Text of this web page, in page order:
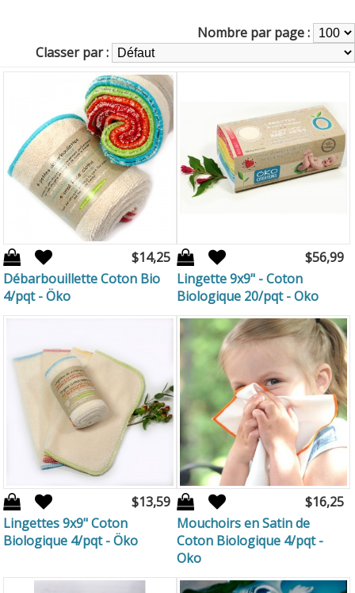
Nombre par page :
Classer par :
$14,25
Débarbouillette Coton Bio
4/pqt - Öko
$56,99
Lingette 9x9" - Coton
Biologique 20/pqt - Oko
$13,59
Lingettes 9x9" Coton
Biologique 4/pqt - Öko
$16,25
Mouchoirs en Satin de
Coton Biologique 4/pqt -
Oko